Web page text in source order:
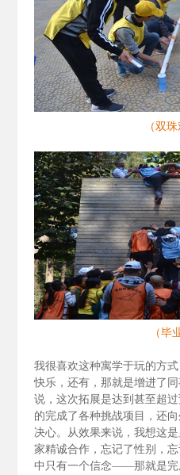
（双珠
（毕
我很喜欢这种寓学于玩的方
快乐，还有，那就是增进了
说，这次拓展是达到甚至超
的完成了各种挑战项目，还
决心。从效果来说，我想这
家精诚合作，忘记了性别，
中只有一个信念——那就是完